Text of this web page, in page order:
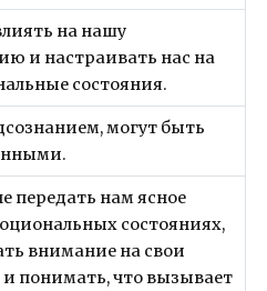
на нашу
и настраивать нас на
состояния.
могут быть
передать нам ясное
состояниях,
внимание на свои
понимать, что вызывает